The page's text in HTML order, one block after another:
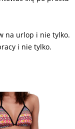
na urlop i nie tylko.
i nie tylko.